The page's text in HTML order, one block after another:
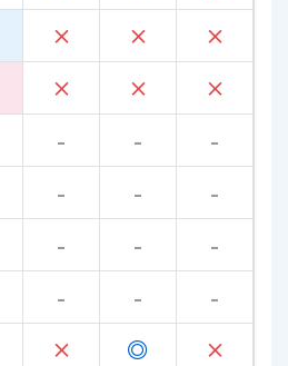
× × ×
× × ×
- - -
- - -
- - -
- - -
× ◎ ×